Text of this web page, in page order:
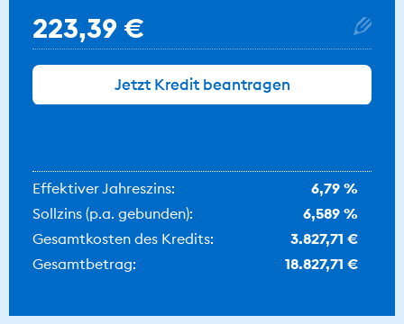
223,39 €
Jetzt Kredit beantragen
Effektiver Jahreszins:
6,79 %
Sollzins (p.a. gebunden):
6,589 %
Gesamtkosten des Kredits:
3.827,71 €
Gesamtbetrag:
18.827,71 €